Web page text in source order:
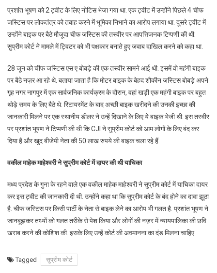
होगी
पर
सुनवाई
प्रशांत भूषण को 2 ट्वीट के लिए नोटिस भेजा गया था. एक ट्वीट में उन्होंने पिछले 4 चीफ
जस्टिस पर लोकतंत्र को तबाह करने में भूमिका निभाने का आरोप लगाया था. दूसरे ट्वीट में
उन्होंने बाइक पर बैठे मौजूदा चीफ जस्टिस की तस्वीर पर आपत्तिजनक टिप्पणी की थी.
सुप्रीम कोर्ट ने मामले में ट्विटर को भी पक्षकार बनाते हुए जवाब दाखिल करने को कहा था.
28 जून को चीफ जस्टिस एस ए बोबड़े की एक तस्वीर सामने आई थी. इसमें वो महंगी बाइक
पर बैठे नज़र आ रहे थे. बताया जाता है कि मोटर बाइक के बेहद शौकीन जस्टिस बोबड़े अपने
गृह नगर नागपुर में एक सार्वजनिक कार्यक्रम के दौरान, वहां खड़ी एक महंगी बाइक पर बहुत
थोड़े समय के लिए बैठे थे. रिटायरमेंट के बाद अच्छी बाइक खरीदने की उनकी इच्छा की
जानकारी मिलने पर एक स्थानीय डीलर ने उन्हें दिखाने के लिए ये बाइक भेजी थी. इस तस्वीर
पर प्रशांत भूषण ने टिप्पणी की थी कि CJI ने सुप्रीम कोर्ट को आम लोगों के लिए बंद कर
दिया है और खुद बीजेपी नेता की 50 लाख रुपये की बाइक चला रहे हैं.
वकील माहेक माहेश्वरी ने सुप्रीम कोर्ट में दायर की थी याचिका
मध्य प्रदेश के गुना के रहने वाले एक वकील माहेक माहेश्वरी ने सुप्रीम कोर्ट में याचिका दायर
कर इस ट्वीट की जानकारी दी थी. उन्होंने कहा था कि सुप्रीम कोर्ट के बंद होने का दावा झूठा
है. चीफ जस्टिस पर किसी पार्टी के नेता से बाइक लेने का आरोप भी गलत है. प्रशांत भूषण ने
जानबूझकर तथ्यों को गलत तरीके से पेश किया और लोगों की नज़र में न्यायपालिका की छवि
खराब करने की कोशिश की. इसके लिए उन्हें कोर्ट की अवमानना का दंड मिलना चाहिए.
Tagged सुप्रीम कोर्ट